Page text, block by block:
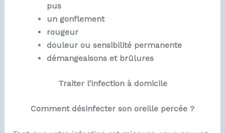
pus
un gonflement
rougeur
douleur ou sensibilité permanente
démangeaisons et brûlures
Traiter l’infection à domicile
Comment désinfecter son oreille percée ?